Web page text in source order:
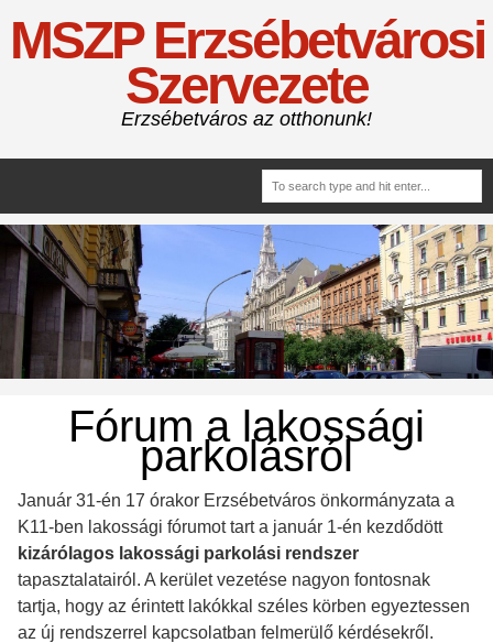
MSZP Erzsébetvárosi
Szervezete
Erzsébetváros az otthonunk!
Fórum a lakossági
parkolásról
Január 31-én 17 órakor Erzsébetváros önkormányzata a
K11-ben lakossági fórumot tart a január 1-én kezdődött
kizárólagos lakossági parkolási rendszer
tapasztalatairól. A kerület vezetése nagyon fontosnak
tartja, hogy az érintett lakókkal széles körben egyeztessen
az új rendszerrel kapcsolatban felmerülő kérdésekről.